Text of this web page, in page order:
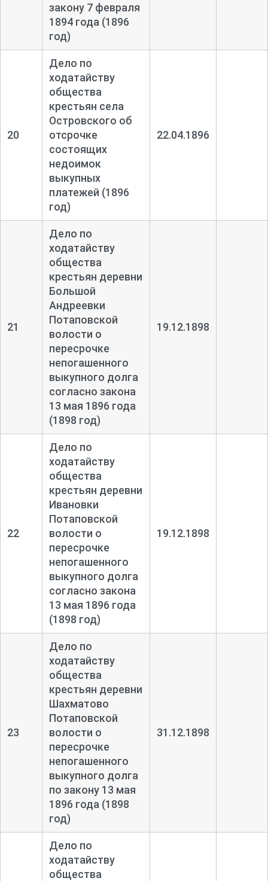
закону 7 февраля
1894 года (1896
год)
20
Дело по
ходатайству
общества
крестьян села
Островского об
отсрочке
состоящих
недоимок
выкупных
платежей (1896
год)
22.04.1896
21
Дело по
ходатайству
общества
крестьян деревни
Большой
Андреевки
Потаповской
волости о
пересрочке
непогашенного
выкупного долга
согласно закона
13 мая 1896 года
(1898 год)
19.12.1898
22
Дело по
ходатайству
общества
крестьян деревни
Ивановки
Потаповской
волости о
пересрочке
непогашенного
выкупного долга
согласно закона
13 мая 1896 года
(1898 год)
19.12.1898
23
Дело по
ходатайству
общества
крестьян деревни
Шахматово
Потаповской
волости о
пересрочке
непогашенного
выкупного долга
по закону 13 мая
1896 года (1898
год)
31.12.1898
Дело по
ходатайству
общества